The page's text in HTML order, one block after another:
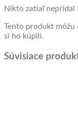
Nikto zatiaľ nepridal
Tento produkt
si ho kúpili.
Súvisiace